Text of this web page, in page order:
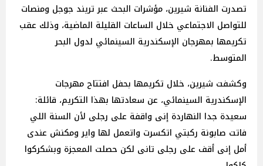
تصدرت الفنانة شيرين، مؤشرات البحث عبر تريند جوجل ومنصات
للتواصل الاجتماعي خلال الساعات القليلة الماضية، وذلك عقب
تكريمها بمهرجان الإسكندرية السينمائي لدول البحر
المتوسط.
وكشفت شيرين، خلال تكريمها بحفل افتتاح مهرجات
الإسكندرية السينمائي، عن سعادتها بهذا التكريم، قائلة:
سعيدة جدا النهاردة إنى واقفة على رجلى لأن السنة اللي
فاتت صابونة ركبتي اتكسرت واتعمل لها واير ومكنش عندى
أمل إنى أقف على رجلى تانى لكن حصلت المعجزة وبشكركوا